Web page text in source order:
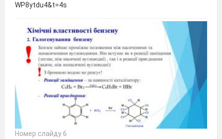
WP8ytdu4&t=4s
Номер слайду 6